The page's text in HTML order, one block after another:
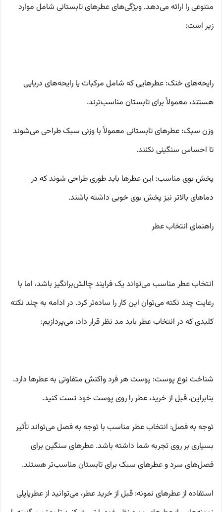
متنوعی را ارائه می‌دهد. ویژگی‌های عطرهای تابستانی شامل موارد
زیر است:
رایحه‌های خنک: عطرهایی که شامل مرکبات یا رایحه‌های دریایی
هستند، معمولاً برای تابستان مناسب‌ترند.
وزن سبک: عطرهای تابستانی معمولاً با وزنی سبک طراحی می‌شوند
تا احساس سنگینی نکنند.
پخش بوی مناسب: این عطرها باید طوری طراحی شوند که در
دماهای بالاتر نیز پخش بوی خوبی داشته باشند.
راهنمای انتخاب عطر
انتخاب عطر مناسب می‌تواند یک فرایند چالش‌برانگیز باشد، اما با
رعایت چند نکته می‌توان این کار را ساده‌تر کرد. در ادامه به چند نکته
کلیدی که در انتخاب عطر باید مد نظر قرار داد، می‌پردازیم:
شناخت نوع پوست: پوست هر فرد واکنش متفاوتی به عطرها دارد.
بنابراین، قبل از خرید، عطر را روی پوست خود تست کنید.
توجه به فصل: انتخاب عطر مناسب با توجه به فصل می‌تواند تأثیر
بسیاری بر روی تجربه شما داشته باشد. عطرهای سنگین برای
فصل‌های سرد و عطرهای سبک برای تابستان مناسب‌تر هستند.
استفاده از عطرهای نمونه: قبل از خرید عطر، می‌توانید از عطرپاپلی